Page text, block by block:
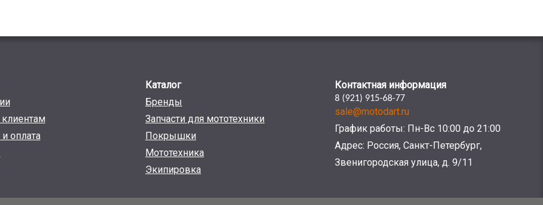
оплата
Каталог
Бренды
Запчасти для мототехники
Покрышки
Мототехника
Экипировка
Контактная информация
8 (921) 915-68-77
sale@motodart.ru
График работы: Пн-Вс 10:00 до 21:00
Адрес: Россия, Санкт-Петербург,
Звенигородская улица, д. 9/11